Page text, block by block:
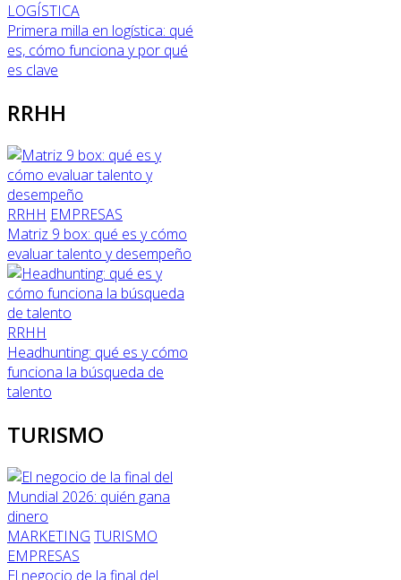
LOGÍSTICA
Primera milla en logística: qué
es, cómo funciona y por qué
es clave
RRHH
RRHH EMPRESAS
Matriz 9 box: qué es y cómo
evaluar talento y desempeño
RRHH
Headhunting: qué es y cómo
funciona la búsqueda de
talento
TURISMO
MARKETING TURISMO
EMPRESAS
El negocio de la final del